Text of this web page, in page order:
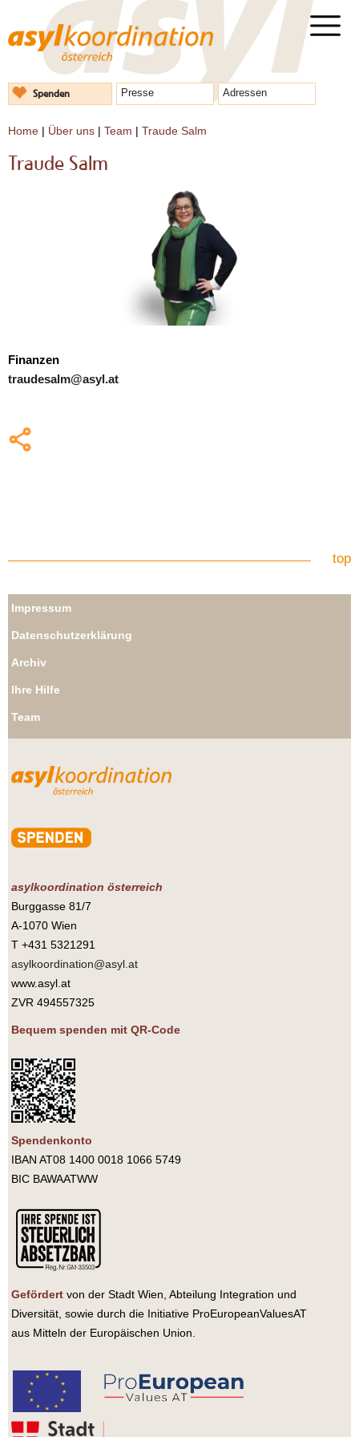
Spenden Presse Adressen
Home | Über uns | Team | Traude Salm
Traude Salm
Finanzen
traudesalm@asyl.at
top
Impressum
Datenschutzerklärung
Archiv
Ihre Hilfe
Team
asylkoordination österreich
Burggasse 81/7
A-1070 Wien
T +431 5321291
asylkoordination@asyl.at
www.asyl.at
ZVR 494557325
Bequem spenden mit QR-Code
Spendenkonto
IBAN AT08 1400 0018 1066 5749
BIC BAWAATWW
Gefördert von der Stadt Wien, Abteilung Integration und
Diversität, sowie durch die Initiative ProEuropeanValuesAT
aus Mitteln der Europäischen Union.